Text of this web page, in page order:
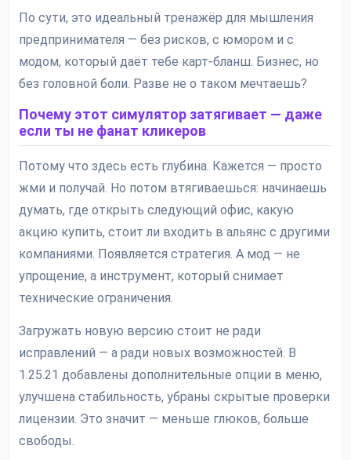
По сути, это идеальный тренажёр для мышления
предпринимателя — без рисков, с юмором и с
модом, который даёт тебе карт-бланш. Бизнес, но
без головной боли. Разве не о таком мечтаешь?
Почему этот симулятор затягивает — даже
если ты не фанат кликеров
Потому что здесь есть глубина. Кажется — просто
жми и получай. Но потом втягиваешься: начинаешь
думать, где открыть следующий офис, какую
акцию купить, стоит ли входить в альянс с другими
компаниями. Появляется стратегия. А мод — не
упрощение, а инструмент, который снимает
технические ограничения.
Загружать новую версию стоит не ради
исправлений — а ради новых возможностей. В
1.25.21 добавлены дополнительные опции в меню,
улучшена стабильность, убраны скрытые проверки
лицензии. Это значит — меньше глюков, больше
свободы.